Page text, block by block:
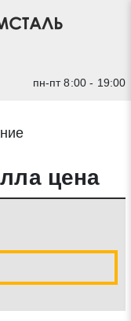
пн-пт 8:00 - 19:00
цена